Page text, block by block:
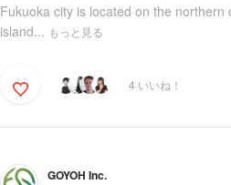
Fukuoka city is located on the
island... もっと見る
4 いいね！
GOYOH Inc.